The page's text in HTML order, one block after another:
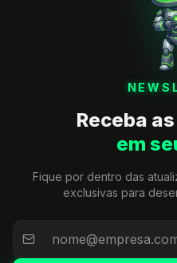
Receba
em
Fique por dentro das
exclusivas para